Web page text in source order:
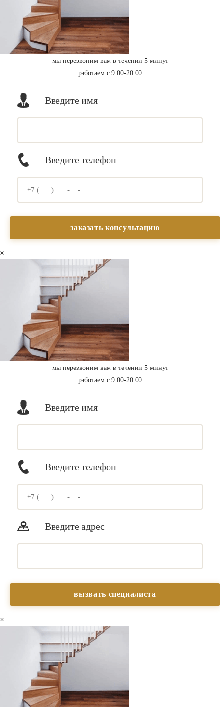
мы перезвоним вам в течении 5 минут
работаем с 9.00-20.00
Введите имя
Введите телефон
×
мы перезвоним вам в течении 5 минут
работаем с 9.00-20.00
Введите имя
Введите телефон
Введите адрес
×